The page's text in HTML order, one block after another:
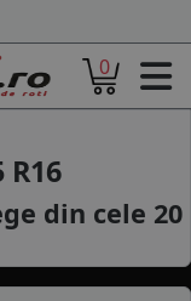
0
din cele 20